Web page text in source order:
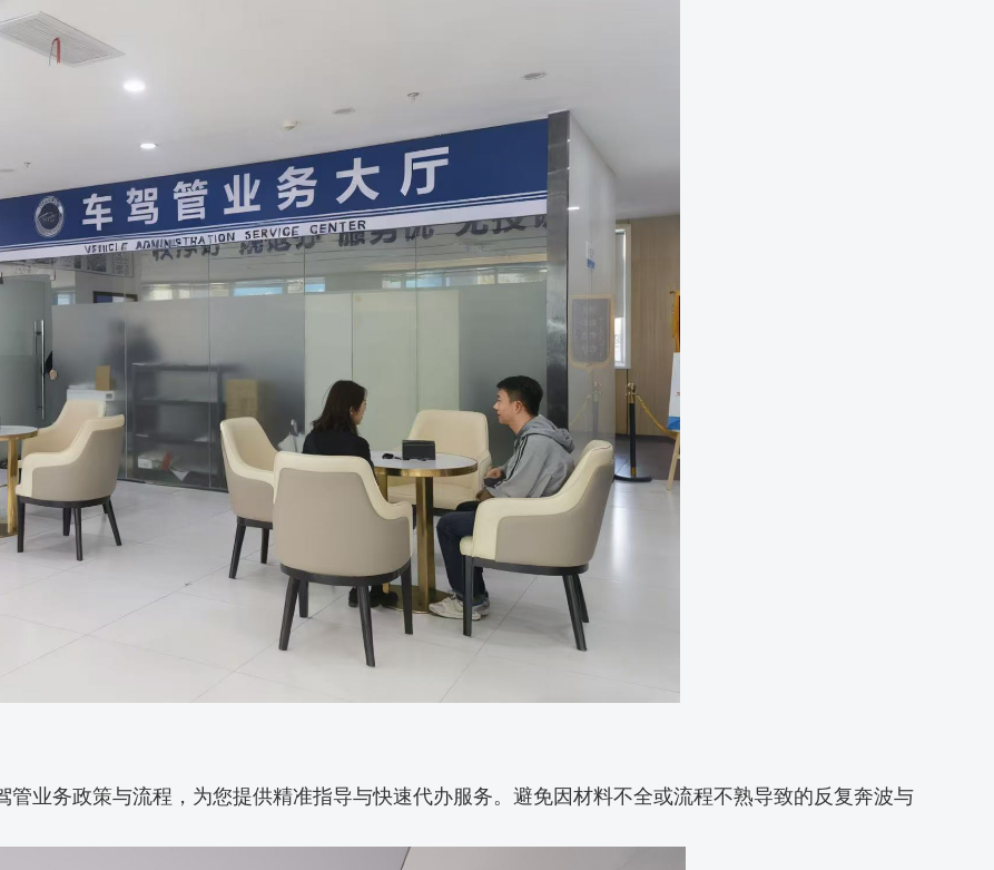
业务政策与流程，为您提供精准指导与快速代办服务。避免因材料不全或流程不熟导致的反复奔波与